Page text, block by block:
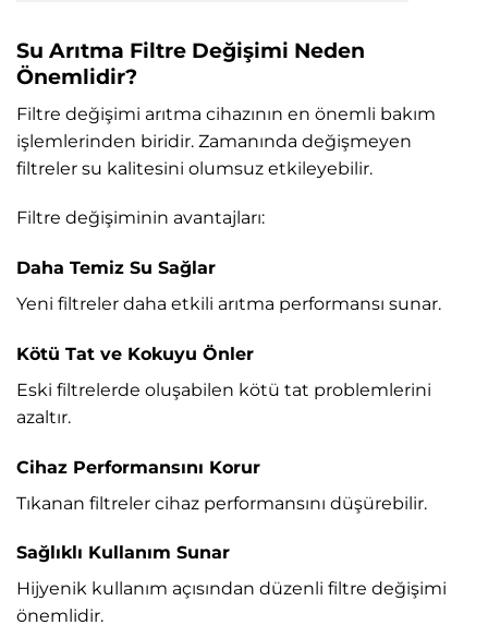
Su Arıtma Filtre Değişimi Neden
Önemlidir?
Filtre değişimi arıtma cihazının en önemli bakım
işlemlerinden biridir. Zamanında değişmeyen
filtreler su kalitesini olumsuz etkileyebilir.
Filtre değişiminin avantajları:
Daha Temiz Su Sağlar
Yeni filtreler daha etkili arıtma performansı sunar.
Kötü Tat ve Kokuyu Önler
Eski filtrelerde oluşabilen kötü tat problemlerini
azaltır.
Cihaz Performansını Korur
Tıkanan filtreler cihaz performansını düşürebilir.
Sağlıklı Kullanım Sunar
Hijyenik kullanım açısından düzenli filtre değişimi
önemlidir.